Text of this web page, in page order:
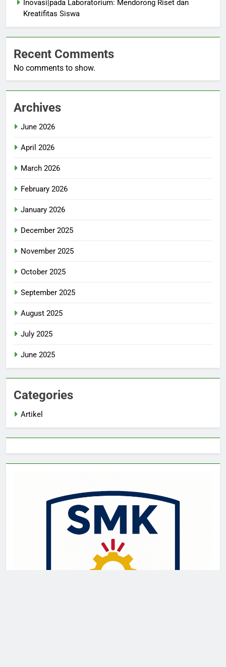
Inovasi|pada Laboratorium: Mendorong Riset dan
Kreatifitas Siswa
Recent Comments
No comments to show.
Archives
June 2026
April 2026
March 2026
February 2026
January 2026
December 2025
November 2025
October 2025
September 2025
August 2025
July 2025
June 2025
Categories
Artikel